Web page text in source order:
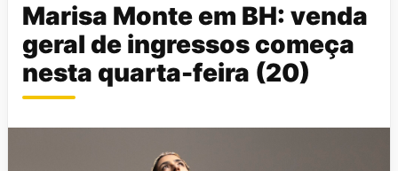
Marisa Monte em BH: venda
geral de ingressos começa
nesta quarta-feira (20)